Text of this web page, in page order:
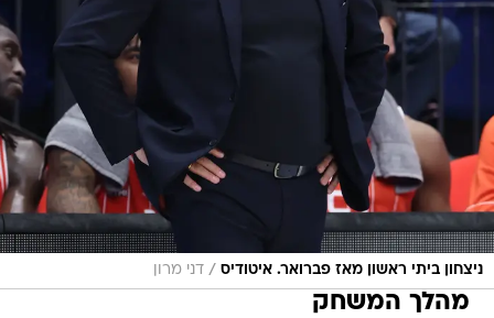
ניצחון ביתי ראשון מאז פברואר. איטודיס / דני מרון
מהלך המשחק